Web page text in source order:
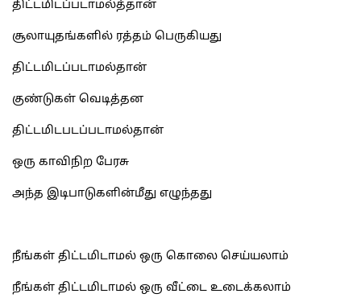
திட்டமிடப்படாமல்த்தான்
சூலாயுதங்களில் ரத்தம் பெருகியது
திட்டமிடப்படாமல்தான்
குண்டுகள் வெடித்தன
திட்டமிடபடப்படாமல்தான்
ஒரு காவிநிற பேரசு
அந்த இடிபாடுகளின்மீது எழுந்தது
நீங்கள் திட்டமிடாமல் ஒரு கொலை செய்யலாம்
நீங்கள் திட்டமிடாமல் ஒரு வீட்டை உடைக்கலாம்